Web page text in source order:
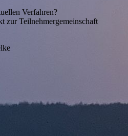
Verfahren?
zur Teilnehmergemeinschaft